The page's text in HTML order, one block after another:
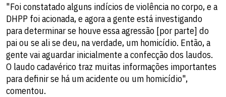
"Foi constatado alguns indícios de violência no corpo, e a
DHPP foi acionada, e agora a gente está investigando
para determinar se houve essa agressão [por parte] do
pai ou se ali se deu, na verdade, um homicídio. Então, a
gente vai aguardar inicialmente a confecção dos laudos.
O laudo cadavérico traz muitas informações importantes
para definir se há um acidente ou um homicídio",
comentou.